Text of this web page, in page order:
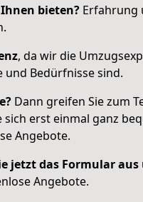
bieten? Erfahrung
, da wir die
und Bedürfnisse sind.
Dann greifen Sie zum
sich erst einmal ganz
Angebote.
jetzt das Formular aus
Angebote.